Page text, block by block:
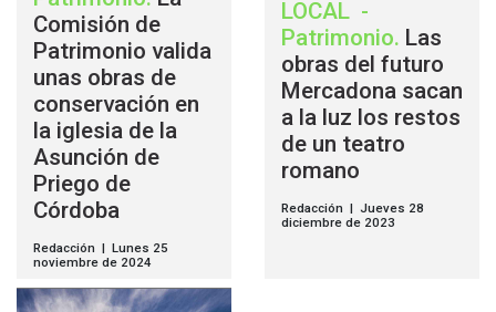
Comisión de
Patrimonio valida
unas obras de
conservación en
la iglesia de la
Asunción de
Priego de
Córdoba
Redacción | Lunes 25
noviembre de 2024
LOCAL -
Patrimonio. Las
obras del futuro
Mercadona sacan
a la luz los restos
de un teatro
romano
Redacción | Jueves 28
diciembre de 2023